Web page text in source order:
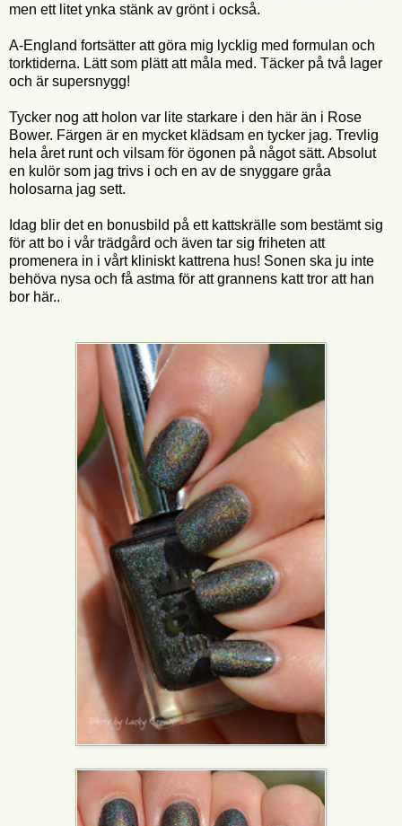
men ett litet ynka stänk av grönt i också.
A-England fortsätter att göra mig lycklig med formulan och
torktiderna. Lätt som plätt att måla med. Täcker på två lager
och är supersnygg!
Tycker nog att holon var lite starkare i den här än i Rose
Bower. Färgen är en mycket klädsam en tycker jag. Trevlig
hela året runt och vilsam för ögonen på något sätt. Absolut
en kulör som jag trivs i och en av de snyggare gråa
holosarna jag sett.
Idag blir det en bonusbild på ett kattskrälle som bestämt sig
för att bo i vår trädgård och även tar sig friheten att
promenera in i vårt kliniskt kattrena hus! Sonen ska ju inte
behöva nysa och få astma för att grannens katt tror att han
bor här..